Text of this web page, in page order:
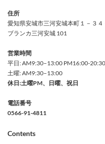
住所
愛知県安城市三河安城本町１－３４
ブランカ三河安城 101
営業時間
平日: AM9:30–13:00 PM16:00-20:30
土曜: AM9:30–13:00
休日:土曜PM、日曜、祝日
電話番号
0566-91-4811
Contents